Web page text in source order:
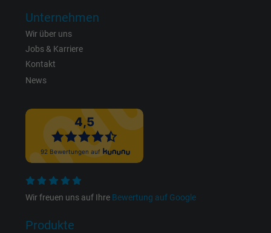
Laufzeit 1 Jahr
Zweck
Anbieter Facebook Ireland Ltd.
Laufzeit 1 Jahr
Zweck
Anzeigenausrichtung und
Unternehmen
Wir über uns
Jobs & Karriere
Kontakt
News
Wir freuen uns auf Ihre Bewertung auf Google
Produkte